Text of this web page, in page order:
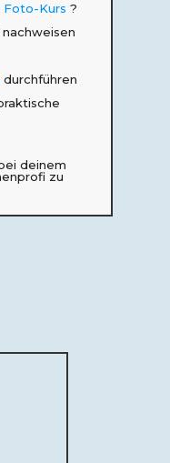
Foto-Kurs ?
nachweisen
durchführen
deinem
zu